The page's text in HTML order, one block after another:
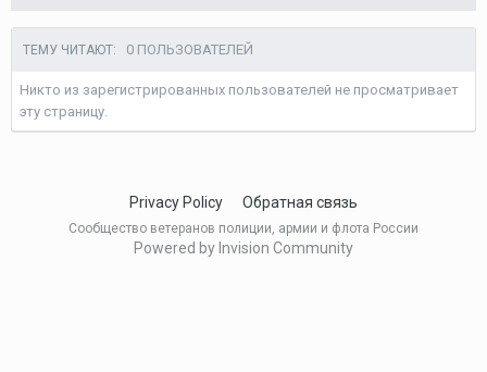
ТЕМУ ЧИТАЮТ: 0 ПОЛЬЗОВАТЕЛЕЙ
Никто из зарегистрированных пользователей не просматривает
эту страницу.
Privacy Policy Обратная связь
Сообщество ветеранов полиции, армии и флота России
Powered by Invision Community